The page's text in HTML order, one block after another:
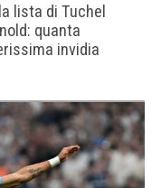
lista di Tuchel
quanta
invidia